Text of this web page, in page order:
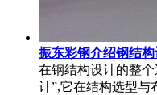
振东彩钢介绍钢结
在钢结构设计的整
计”,它在结构选型与